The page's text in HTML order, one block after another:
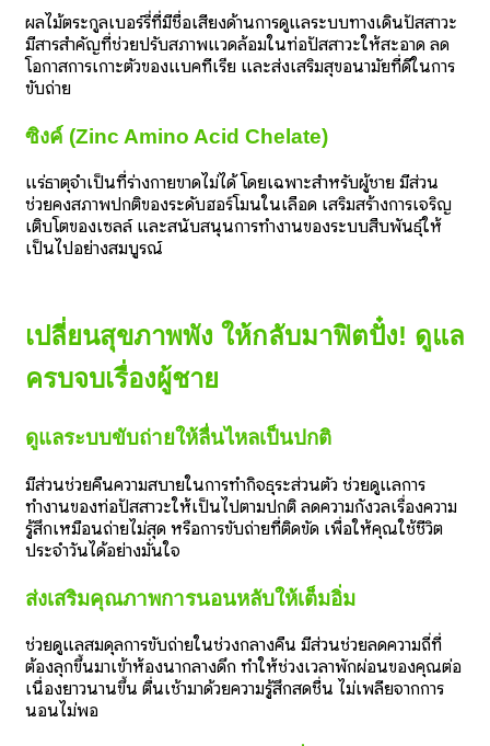
ผลไม้ตระกูลเบอร์รี่ที่มีชื่อเสียงด้านการดูแลระบบทางเดินปัสสาวะ
มีสารสำคัญที่ช่วยปรับสภาพแวดล้อมในท่อปัสสาวะให้สะอาด ลด
โอกาสการเกาะตัวของแบคทีเรีย และส่งเสริมสุขอนามัยที่ดีในการ
ขับถ่าย
ซิงค์ (Zinc Amino Acid Chelate)
แร่ธาตุจำเป็นที่ร่างกายขาดไม่ได้ โดยเฉพาะสำหรับผู้ชาย มีส่วน
ช่วยคงสภาพปกติของระดับฮอร์โมนในเลือด เสริมสร้างการเจริญ
เติบโตของเซลล์ และสนับสนุนการทำงานของระบบสืบพันธุ์ให้
เป็นไปอย่างสมบูรณ์
เปลี่ยนสุขภาพพัง ให้กลับมาฟิตปั๋ง! ดูแล
ครบจบเรื่องผู้ชาย
ดูแลระบบขับถ่ายให้ลื่นไหลเป็นปกติ
มีส่วนช่วยคืนความสบายในการทำกิจธุระส่วนตัว ช่วยดูแลการ
ทำงานของท่อปัสสาวะให้เป็นไปตามปกติ ลดความกังวลเรื่องความ
รู้สึกเหมือนถ่ายไม่สุด หรือการขับถ่ายที่ติดขัด เพื่อให้คุณใช้ชีวิต
ประจำวันได้อย่างมั่นใจ
ส่งเสริมคุณภาพการนอนหลับให้เต็มอิ่ม
ช่วยดูแลสมดุลการขับถ่ายในช่วงกลางคืน มีส่วนช่วยลดความถี่ที่
ต้องลุกขึ้นมาเข้าห้องน้ำกลางดึก ทำให้ช่วงเวลาพักผ่อนของคุณต่อ
เนื่องยาวนานขึ้น ตื่นเช้ามาด้วยความรู้สึกสดชื่น ไม่เพลียจากการ
นอนไม่พอ